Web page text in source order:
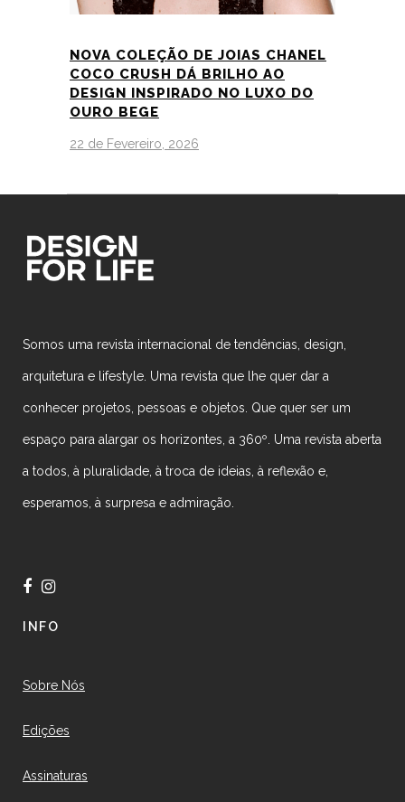
NOVA COLEÇÃO DE JOIAS CHANEL
COCO CRUSH DÁ BRILHO AO
DESIGN INSPIRADO NO LUXO DO
OURO BEGE
22 de Fevereiro, 2026
Somos uma revista internacional de tendências, design,
arquitetura e lifestyle. Uma revista que lhe quer dar a
conhecer projetos, pessoas e objetos. Que quer ser um
espaço para alargar os horizontes, a 360º. Uma revista aberta
a todos, à pluralidade, à troca de ideias, à reflexão e,
esperamos, à surpresa e admiração.
INFO
Sobre Nós
Edições
Assinaturas